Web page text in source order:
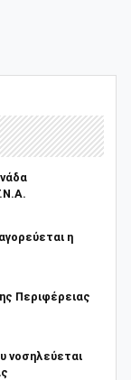
η
Περιφέρειας
νοσηλεύεται